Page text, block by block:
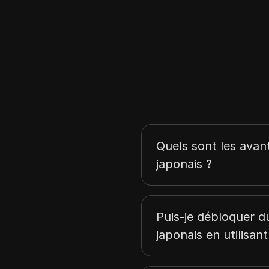
Chypre
Hongrie
Ukraine
Portugal
Liechtenstein
Pakistan
Quels sont les
japonais ?
Puis-je débloquer
japonais en